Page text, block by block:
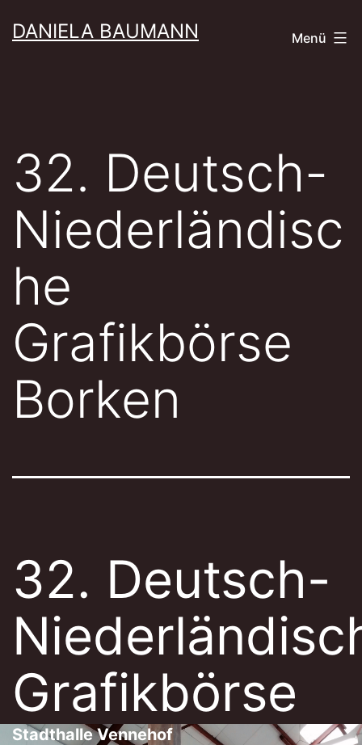
Inhalt
DANIELA BAUMANN Menü
32. Deutsch-
Niederländisc
he
Grafikbörse
Borken
32. Deutsch-
Grafikbörse
Stadthalle Vennehof